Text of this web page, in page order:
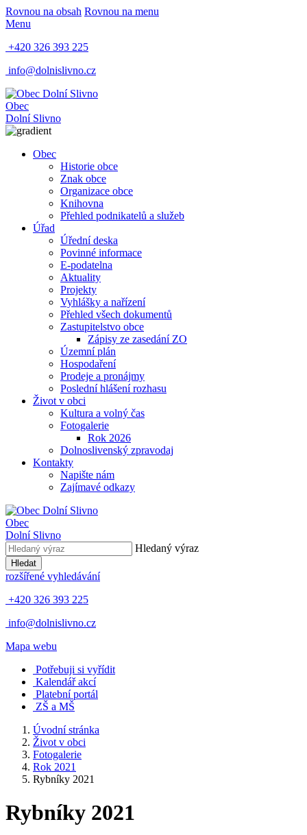
Rovnou na obsah Rovnou na menu
Menu
+420 326 393 225
info@dolnislivno.cz
Obec
Dolní Slivno
Obec
Historie obce
Znak obce
Organizace obce
Knihovna
Přehled podnikatelů a služeb
Úřad
Úřední deska
Povinné informace
E-podatelna
Aktuality
Projekty
Vyhlášky a nařízení
Přehled všech dokumentů
Zastupitelstvo obce
Zápisy ze zasedání ZO
Územní plán
Hospodaření
Prodeje a pronájmy
Poslední hlášení rozhasu
Život v obci
Kultura a volný čas
Fotogalerie
Rok 2026
Dolnoslivenský zpravodaj
Kontakty
Napište nám
Zajímavé odkazy
Obec
Dolní Slivno
Hledaný výraz
Hledat
rozšířené vyhledávání
+420 326 393 225
info@dolnislivno.cz
Mapa webu
Potřebuji si vyřídit
Kalendář akcí
Platební portál
ZŠ a MŠ
Úvodní stránka
Život v obci
Fotogalerie
Rok 2021
Rybníky 2021
Rybníky 2021